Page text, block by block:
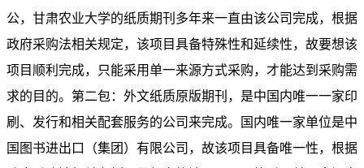
公，甘肃农业大学的纸质期刊多年来一直由该公司完成，根据
政府采购法相关规定，该项目具备特殊性和延续性，故要想该
项目顺利完成，只能采用单一来源方式采购，才能达到采购需
求的目的。第二包：外文纸质原版期刊，是中国内唯一一家印
刷、发行和相关配套服务的公司来完成。国内唯一家单位是中
国图书进出口（集团）有限公司，故该项目具备唯一性，根据